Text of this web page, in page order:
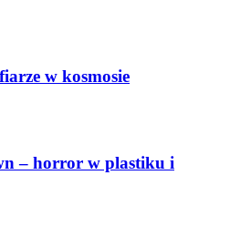
w kosmosie
– horror w plastiku i